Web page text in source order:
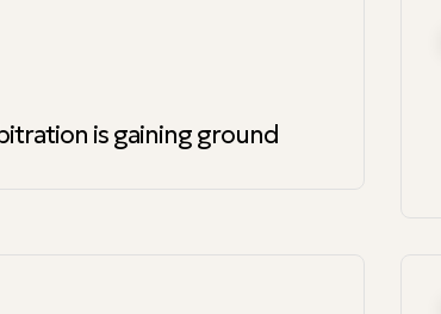
is gaining ground